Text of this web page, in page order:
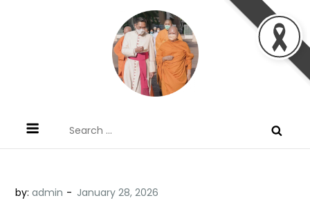
ประทานพระพรแก่พวกท่านท้งหลายเทอญ
for:
by:admin